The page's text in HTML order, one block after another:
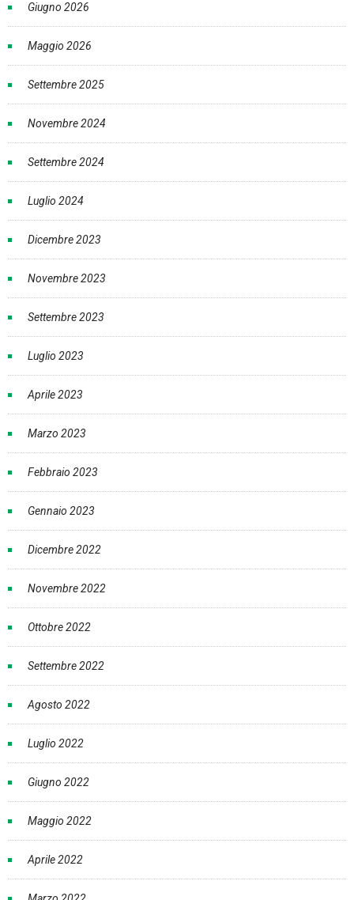
Giugno 2026
Maggio 2026
Settembre 2025
Novembre 2024
Settembre 2024
Luglio 2024
Dicembre 2023
Novembre 2023
Settembre 2023
Luglio 2023
Aprile 2023
Marzo 2023
Febbraio 2023
Gennaio 2023
Dicembre 2022
Novembre 2022
Ottobre 2022
Settembre 2022
Agosto 2022
Luglio 2022
Giugno 2022
Maggio 2022
Aprile 2022